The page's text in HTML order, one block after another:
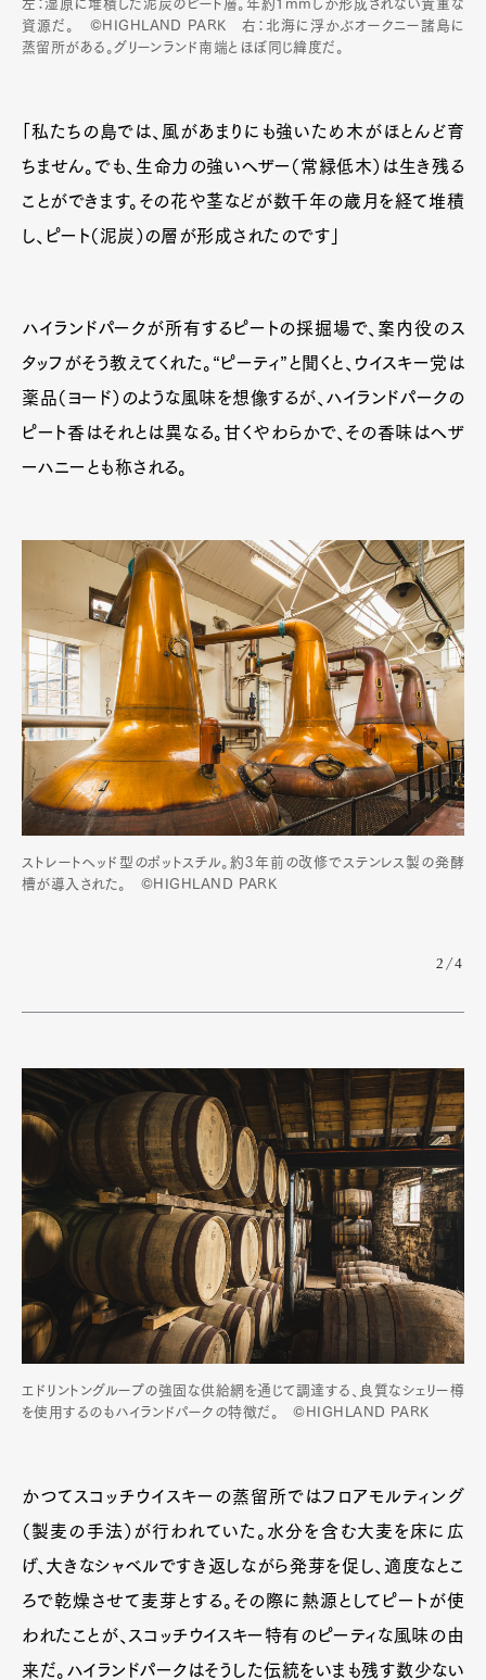
左：湿原に堆積した泥炭のピート層。年約1mmしか形成されない貴重な
資源だ。 ©HIGHLAND PARK 右：北海に浮かぶオークニー諸島に
蒸留所がある。グリーンランド南端とほぼ同じ緯度だ。
「私たちの島では、風があまりにも強いため木がほとんど育
ちません。でも、生命力の強いヘザー（常緑低木）は生き残る
ことができます。その花や茎などが数千年の歳月を経て堆積
し、ピート（泥炭）の層が形成されたのです」
ハイランドパークが所有するピートの採掘場で、案内役のス
タッフがそう教えてくれた。“ピーティ”と聞くと、ウイスキー党は
薬品（ヨード）のような風味を想像するが、ハイランドパークの
ピート香はそれとは異なる。甘くやわらかで、その香味はヘザ
ーハニーとも称される。
ストレートヘッド型のポットスチル。約3年前の改修でステンレス製の発酵
槽が導入された。 ©HIGHLAND PARK
2/4
エドリントングループの強固な供給網を通じて調達する、良質なシェリー樽
を使用するのもハイランドパークの特徴だ。 ©HIGHLAND PARK
かつてスコッチウイスキーの蒸留所ではフロアモルティング
（製麦の手法）が行われていた。水分を含む大麦を床に広
げ、大きなシャベルですき返しながら発芽を促し、適度なとこ
ろで乾燥させて麦芽とする。その際に熱源としてピートが使
われたことが、スコッチウイスキー特有のピーティな風味の由
来だ。ハイランドパークはそうした伝統をいまも残す数少ない